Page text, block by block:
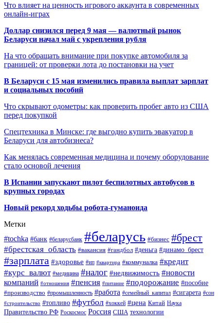
Что влияет на ценность игрового аккаунта в современных
онлайн-играх
Доллар снизился перед 9 мая — валютный рынок
Беларуси начал май с укрепления рубля
На что обращать внимание при покупке автомобиля за
границей: от проверки лота до постановки на учет
В Беларуси с 15 мая изменились правила выплат зарплат
и социальных пособий
Что скрывают одометры: как проверить пробег авто из США
перед покупкой
Спецтехника в Минске: где выгодно купить эвакуатор в
Беларуси для автобизнеса?
Как менялась современная медицина и почему оборудование
стало основой лечения
В Испании запускают пилот беспилотных автобусов в
крупных городах
Новый рекорд ходьбы робота-гуманоида
Метки
#tochka #банк #беларусбанк #беларусь #бизнес #брест
#брестская_область #вакансия #гандбол #деньга #динамо_брест
#зарплата #здоровье #ип #квартира #коммуналка #кредит
#курс_валют #медицина #налог #недвижимость #новости
компаний #отношения #пенсия #питание #подорожание #пособие
#производство #промышленность #работа #семейный_капитал #сигарета #сон
#строительство #топливо #футбол #хоккей #цена Китай Наука
Правительство РФ Роскосмос Россия США технологии